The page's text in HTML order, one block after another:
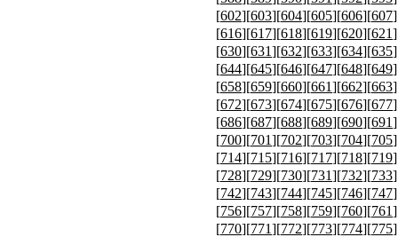
[602][603][604][605][606][607
[616][617][618][619][620][621
[630][631][632][633][634][635
[644][645][646][647][648][649
[658][659][660][661][662][663
[672][673][674][675][676][677
[686][687][688][689][690][691
[700][701][702][703][704][705
[714][715][716][717][718][719
[728][729][730][731][732][733
[742][743][744][745][746][747
[756][757][758][759][760][761
[770][771][772][773][774][775